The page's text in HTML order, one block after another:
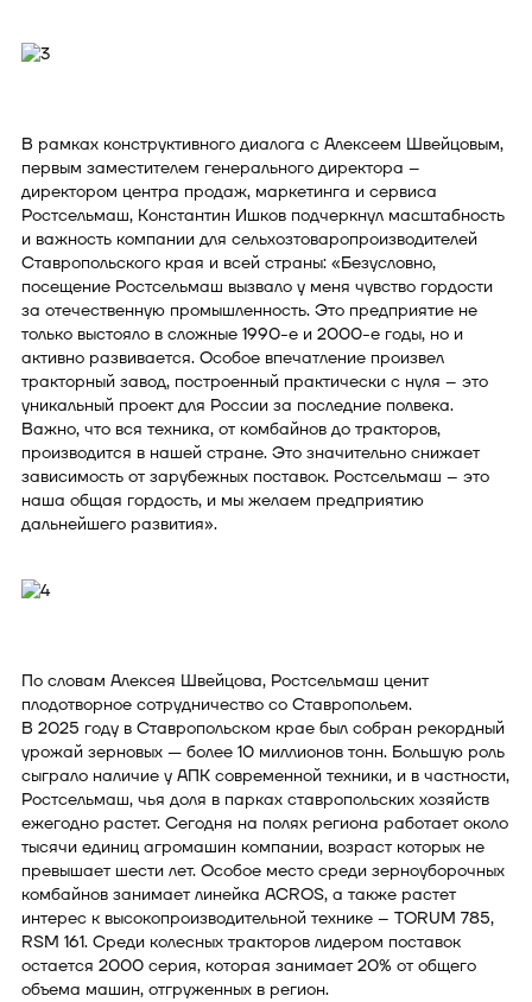
В рамках конструктивного диалога с Алексеем Швейцовым,
первым заместителем генерального директора –
директором центра продаж, маркетинга и сервиса
Ростсельмаш, Константин Ишков подчеркнул масштабность
и важность компании для сельхозтоваропроизводителей
Ставропольского края и всей страны: «Безусловно,
посещение Ростсельмаш вызвало у меня чувство гордости
за отечественную промышленность. Это предприятие не
только выстояло в сложные 1990-е и 2000-е годы, но и
активно развивается. Особое впечатление произвел
тракторный завод, построенный практически с нуля – это
уникальный проект для России за последние полвека.
Важно, что вся техника, от комбайнов до тракторов,
производится в нашей стране. Это значительно снижает
зависимость от зарубежных поставок. Ростсельмаш – это
наша общая гордость, и мы желаем предприятию
дальнейшего развития».
По словам Алексея Швейцова, Ростсельмаш ценит
плодотворное сотрудничество со Ставропольем.
В 2025 году в Ставропольском крае был собран рекордный
урожай зерновых — более 10 миллионов тонн. Большую роль
сыграло наличие у АПК современной техники, и в частности,
Ростсельмаш, чья доля в парках ставропольских хозяйств
ежегодно растет. Сегодня на полях региона работает около
тысячи единиц агромашин компании, возраст которых не
превышает шести лет. Особое место среди зерноуборочных
комбайнов занимает линейка ACROS, а также растет
интерес к высокопроизводительной технике – TORUM 785,
RSM 161. Среди колесных тракторов лидером поставок
остается 2000 серия, которая занимает 20% от общего
объема машин, отгруженных в регион.